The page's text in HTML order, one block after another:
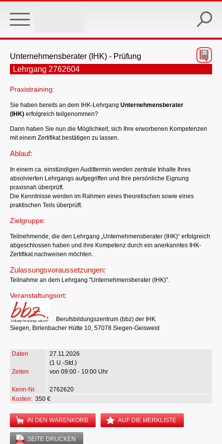
main
Unternehmensberater (IHK) - Prüfung
Lehrgang 2762604
Praxistraining:
Sie haben bereits an dem IHK-Lehrgang Unternehmensberater
(IHK) erfolgreich teilgenommen?
Dann haben Sie nun die Möglichkeit, sich Ihre erworbenen Kompetenzen
mit einem Zertifikat bestätigen zu lassen.
Ablauf:
In einem ca. einstündigen Audittermin werden zentrale Inhalte Ihres
absolvierten Lehrgangs aufgegriffen und Ihre persönliche Eignung
praxisnah überprüft.
Die Kenntnisse werden im Rahmen eines theoretischen sowie eines
praktischen Teils überprüft.
Zielgruppe:
Teilnehmende, die den Lehrgang „Unternehmensberater (IHK)“ erfolgreich
abgeschlossen haben und ihre Kompetenz durch ein anerkanntes IHK-
Zertifikat nachweisen möchten.
Zulassungsvoraussetzungen:
Teilnahme an dem Lehrgang "Unternehmensberater (IHK)".
Veranstaltungsort:
Berufsbildungszentrum (bbz) der IHK
Siegen, Birlenbacher Hütte 10, 57078 Siegen-Geisweid
27.11.2026
(1 U.-Std.)
von 09:00 - 10:00 Uhr
2762620
Kosten: 350 €
IN DEN WARENKORB AUF DIE MERKLISTE
SEITE DRUCKEN